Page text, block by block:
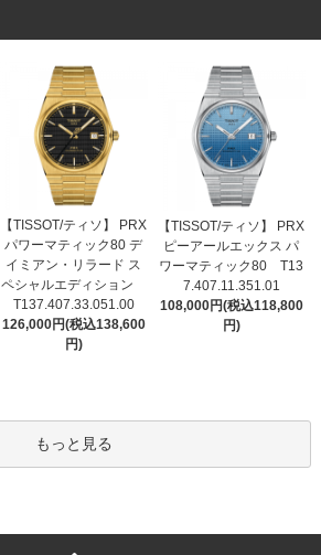
【TISSOT/ティソ】 PRX
パワーマティック80 デ
イミアン・リラード ス
ペシャルエディション
T137.407.33.051.00
126,000円(税込138,600
円)
【TISSOT/ティソ】 PRX
ピーアールエックス パ
ワーマティック80 T13
7.407.11.351.01
108,000円(税込118,800
円)
もっと見る